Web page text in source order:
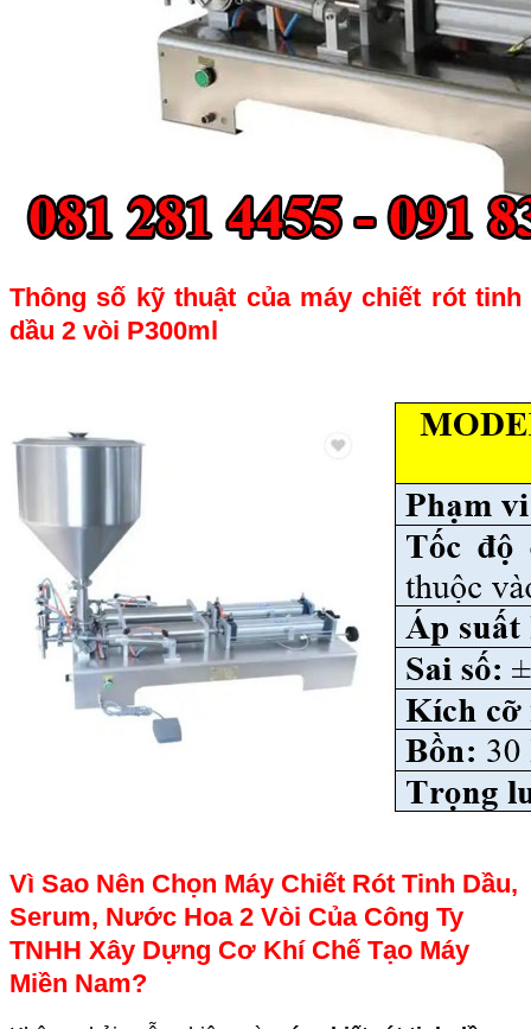
Thông số kỹ thuật của máy chiết rót tinh
dầu 2 vòi P300ml
Vì Sao Nên Chọn Máy Chiết Rót Tinh Dầu,
Serum, Nước Hoa 2 Vòi Của Công Ty
TNHH Xây Dựng Cơ Khí Chế Tạo Máy
Miền Nam?